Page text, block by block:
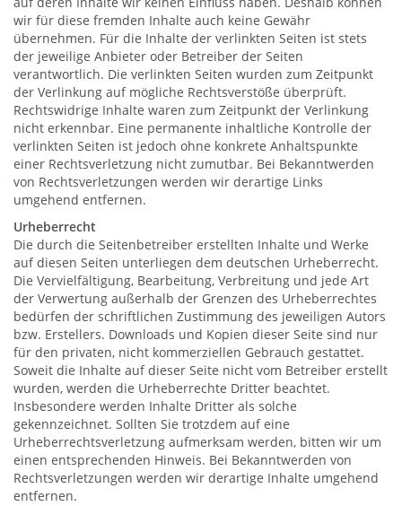
wir für diese fremden Inhalte auch keine Gewähr
übernehmen. Für die Inhalte der verlinkten Seiten ist stets
der jeweilige Anbieter oder Betreiber der Seiten
verantwortlich. Die verlinkten Seiten wurden zum Zeitpunkt
der Verlinkung auf mögliche Rechtsverstöße überprüft.
Rechtswidrige Inhalte waren zum Zeitpunkt der Verlinkung
nicht erkennbar. Eine permanente inhaltliche Kontrolle der
verlinkten Seiten ist jedoch ohne konkrete Anhaltspunkte
einer Rechtsverletzung nicht zumutbar. Bei Bekanntwerden
von Rechtsverletzungen werden wir derartige Links
umgehend entfernen.
Urheberrecht
Die durch die Seitenbetreiber erstellten Inhalte und Werke
auf diesen Seiten unterliegen dem deutschen Urheberrecht.
Die Vervielfältigung, Bearbeitung, Verbreitung und jede Art
der Verwertung außerhalb der Grenzen des Urheberrechtes
bedürfen der schriftlichen Zustimmung des jeweiligen Autors
bzw. Erstellers. Downloads und Kopien dieser Seite sind nur
für den privaten, nicht kommerziellen Gebrauch gestattet.
Soweit die Inhalte auf dieser Seite nicht vom Betreiber erstellt
wurden, werden die Urheberrechte Dritter beachtet.
Insbesondere werden Inhalte Dritter als solche
gekennzeichnet. Sollten Sie trotzdem auf eine
Urheberrechtsverletzung aufmerksam werden, bitten wir um
einen entsprechenden Hinweis. Bei Bekanntwerden von
Rechtsverletzungen werden wir derartige Inhalte umgehend
entfernen.